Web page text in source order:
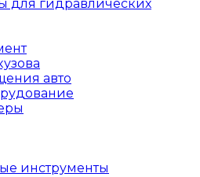
для гидравлических
авто
инструменты